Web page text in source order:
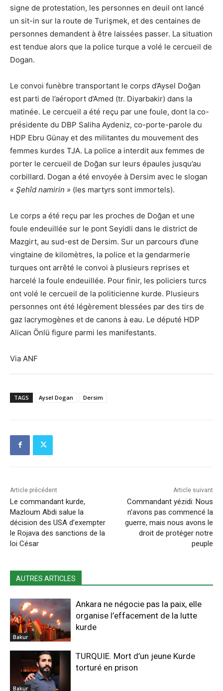
signe de protestation, les personnes en deuil ont lancé
un sit-in sur la route de Turişmek, et des centaines de
personnes demandent à être laissées passer. La situation
est tendue alors que la police turque a volé le cercueil de
Dogan.
Le convoi funèbre transportant le corps d’Aysel Doğan
est parti de l’aéroport d’Amed (tr. Diyarbakir) dans la
matinée. Le cercueil a été reçu par une foule, dont la co-
présidente du DBP Saliha Aydeniz, co-porte-parole du
HDP Ebru Günay et des militantes du mouvement des
femmes kurdes TJA. La police a interdit aux femmes de
porter le cercueil de Doğan sur leurs épaules jusqu’au
corbillard. Dogan a été envoyée à Dersim avec le slogan
« Şehîd namirin » (les martyrs sont immortels).
Le corps a été reçu par les proches de Doğan et une
foule endeuillée sur le pont Seyidli dans le district de
Mazgirt, au sud-est de Dersim. Sur un parcours d’une
vingtaine de kilomètres, la police et la gendarmerie
turques ont arrêté le convoi à plusieurs reprises et
harcelé la foule endeuillée. Pour finir, les policiers turcs
ont volé le cercueil de la politicienne kurde. Plusieurs
personnes ont été légèrement blessées par des tirs de
gaz lacrymogènes et de canons à eau. Le député HDP
Alican Önlü figure parmi les manifestants.
Via ANF
TAGS Aysel Dogan Dersim
Article précédent
Le commandant kurde,
Mazloum Abdi salue la
décision des USA d’exempter
le Rojava des sanctions de la
loi César
Article suivant
Commandant yézidi: Nous
n’avons pas commencé la
guerre, mais nous avons le
droit de protéger notre
peuple
AUTRES ARTICLES
Bakur
Ankara ne négocie pas la paix, elle
organise l’effacement de la lutte
kurde
Bakur
TURQUIE. Mort d’un jeune Kurde
torturé en prison